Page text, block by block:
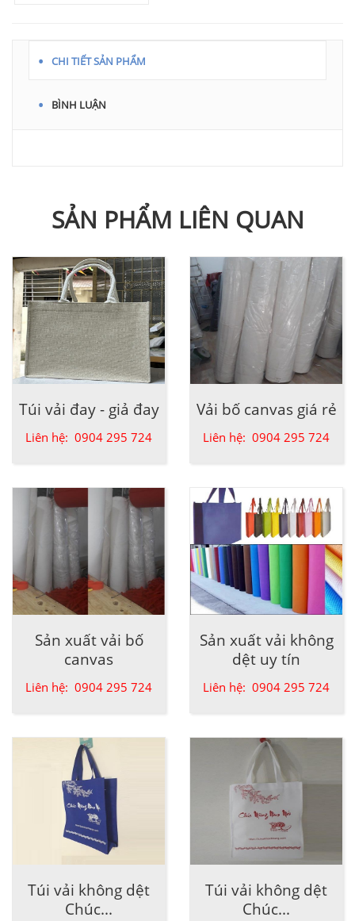
CHI TIẾT SẢN PHẨM
BÌNH LUẬN
SẢN PHẨM LIÊN QUAN
Túi vải đay - giả đay
Liên hệ: 0904 295 724
Vải bố canvas giá rẻ
Liên hệ: 0904 295 724
Sản xuất vải bố
canvas
Liên hệ: 0904 295 724
Sản xuất vải không
dệt uy tín
Liên hệ: 0904 295 724
Túi vải không dệt
Chúc...
Túi vải không dệt
Chúc...